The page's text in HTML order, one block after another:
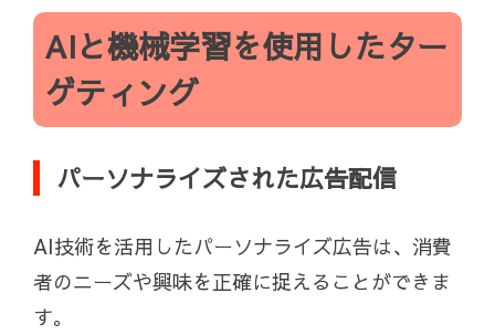
AIと機械学習を使用したター
ゲティング
パーソナライズされた広告配信
AI技術を活用したパーソナライズ広告は、消費
者のニーズや興味を正確に捉えることができま
す。